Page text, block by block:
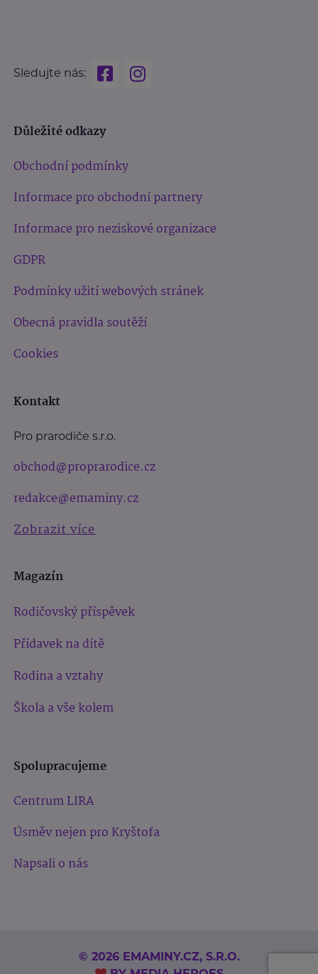
Sledujte nás:
Důležité odkazy
Obchodní podmínky
Informace pro obchodní partnery
Informace pro neziskové organizace
GDPR
Podmínky užití webových stránek
Obecná pravidla soutěží
Cookies
Kontakt
Pro prarodiče s.r.o.
obchod@proprarodice.cz
redakce@emaminy.cz
Zobrazit více
Magazín
Rodičovský příspěvek
Přídavek na dítě
Rodina a vztahy
Škola a vše kolem
Spolupracujeme
Centrum LIRA
Úsměv nejen pro Kryštofa
Napsali o nás
© 2026 EMAMINY.CZ, S.R.O.